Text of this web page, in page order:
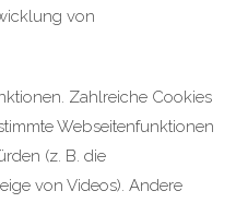
von
Zahlreiche Cookies
Webseitenfunktionen
(z. B. die
von Videos). Andere